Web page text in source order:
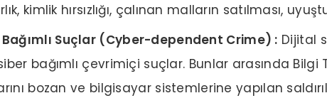
kimlik hırsızlığı, çalınan malların satılması,
Bağımlı Suçlar (Cyber-dependent Crime) : Dijital
bağımlı çevrimiçi suçlar. Bunlar arasında Bilgi
bozan ve bilgisayar sistemlerine yapılan